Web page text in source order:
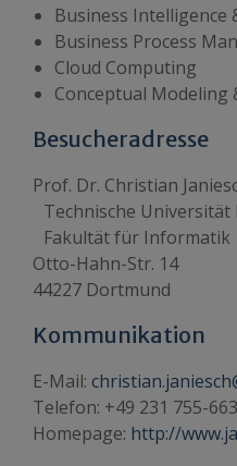
Business Intelligence
Business Process
Cloud Computing
Conceptual Modeling
Besucheradresse
Prof. Dr. Christian
Technische
Fakultät für Informatik
Otto-Hahn-Str. 14
44227 Dortmund
Kommunikation
E-Mail:
Telefon: +49 231 755-
Homepage: http://